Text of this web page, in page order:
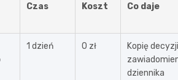
Czas Koszt Co daje
1 dzień 0 zł
Kopię
dziennika